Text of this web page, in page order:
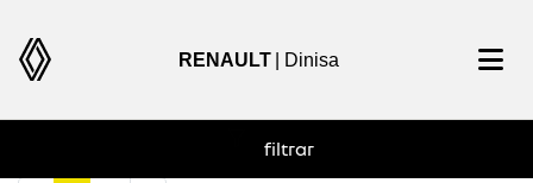
RENAULT | Dinisa
filtrar